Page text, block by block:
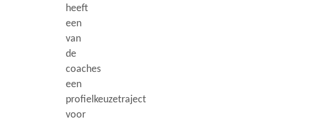
heeft
een
van
de
coaches
een
profielkeuzetraject
voor